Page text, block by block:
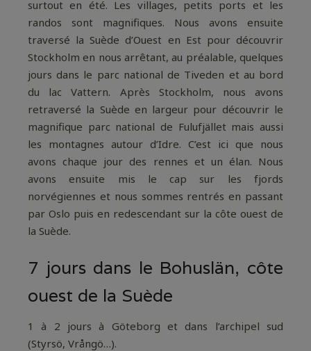
surtout en été. Les villages, petits ports et les
randos sont magnifiques. Nous avons ensuite
traversé la Suède d’Ouest en Est pour découvrir
Stockholm en nous arrêtant, au préalable, quelques
jours dans le parc national de Tiveden et au bord
du lac Vattern. Après Stockholm, nous avons
retraversé la Suède en largeur pour découvrir le
magnifique parc national de Fulufjället mais aussi
les montagnes autour d’Idre. C’est ici que nous
avons chaque jour des rennes et un élan. Nous
avons ensuite mis le cap sur les fjords
norvégiennes et nous sommes rentrés en passant
par Oslo puis en redescendant sur la côte ouest de
la Suède.
7 jours dans le Bohuslän, côte
ouest de la Suède
1 à 2 jours à Göteborg et dans l’archipel sud
(Styrsö, Vrångö…).